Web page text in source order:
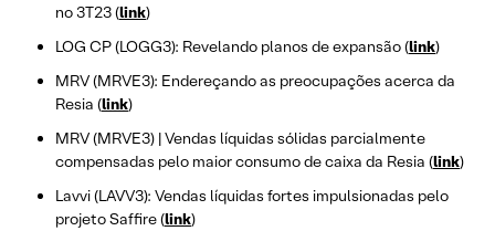
no 3T23 (link)
LOG CP (LOGG3): Revelando planos de expansão (link)
MRV (MRVE3): Endereçando as preocupações acerca da
Resia (link)
MRV (MRVE3) | Vendas líquidas sólidas parcialmente
compensadas pelo maior consumo de caixa da Resia (link)
Lavvi (LAVV3): Vendas líquidas fortes impulsionadas pelo
projeto Saffire (link)